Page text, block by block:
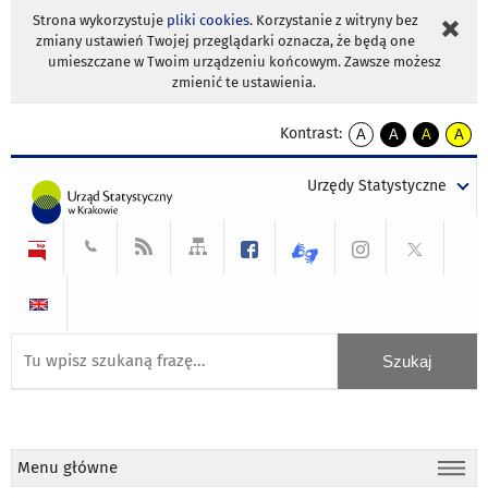
Strona wykorzystuje pliki cookies. Korzystanie z witryny bez
zmiany ustawień Twojej przeglądarki oznacza, że będą one
umieszczane w Twoim urządzeniu końcowym. Zawsze możesz
zmienić te ustawienia.
Kontrast:
A
kontrast
A
kontrast
tekst
czarnym
A
kontrast
tekst
czarnym
A
tekst
żółtym
Urzędy Statystyczne
Menu główne